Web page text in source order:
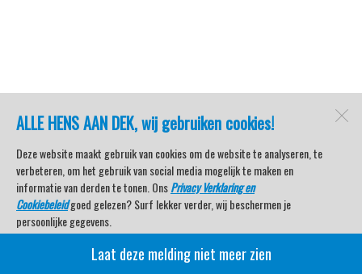
ALLE HENS AAN DEK, wij gebruiken cookies!
Deze website maakt gebruik van cookies om de website te analyseren, te
verbeteren, om het gebruik van social media mogelijk te maken en
informatie van derden te tonen. OnsPrivacy Verklaring en
Cookiebeleidgoed gelezen? Surf lekker verder, wij beschermen je
persoonlijke gegevens.
Veel kijkplezier met Watersport TV Beleving & Nieuws!
Laat deze melding niet meer zien